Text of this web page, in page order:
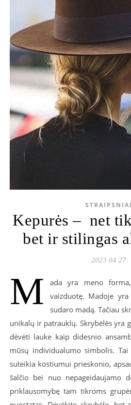
STRAIPSNIAI
Kepurės – net
bet ir stilingas
2023 04 27
M
ada yra meno
vaizduotę. Madoje
sudaro madą. Tačiau
unikalų ir patrauklų. Skrybėlės yra
dėvėti lauke kaip didesnio
mūsų individualumo simbolis.
suteikia kostiumui prieskonio,
šalčio bei nuo nepageidaujamo
priklausomybę tam tikroms